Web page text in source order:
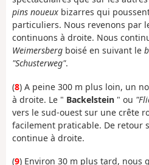
pins noueux bizarres qui
particuliers. Nous revenons par
continuons à droite. Nous
Weimersberg boisé en suivant le
"Schusterweg".
(8) A peine 300 m plus loin, un
à droite. Le " Backelstein " ou
vers le sud-ouest sur une crête
facilement praticable. De retour
continue à droite.
(9) Environ 30 m plus tard, nous